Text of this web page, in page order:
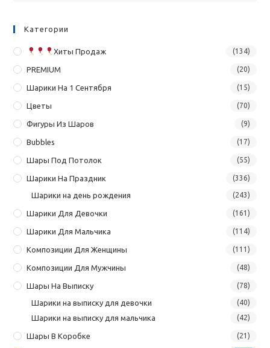
Категории
Хиты Продаж (134)
PREMIUM (20)
Шарики На 1 Сентября (15)
Цветы (70)
Фигуры Из Шаров (9)
Bubbles (17)
Шары Под Потолок (55)
Шарики На Праздник (336)
Шарики на день рождения (243)
Шарики Для Девочки (161)
Шарики Для Мальчика (114)
Композиции Для Женщины (111)
Композиции Для Мужчины (48)
Шары На Выписку (78)
Шарики на выписку для девочки (40)
Шарики на выписку для мальчика (42)
Шары В Коробке (21)